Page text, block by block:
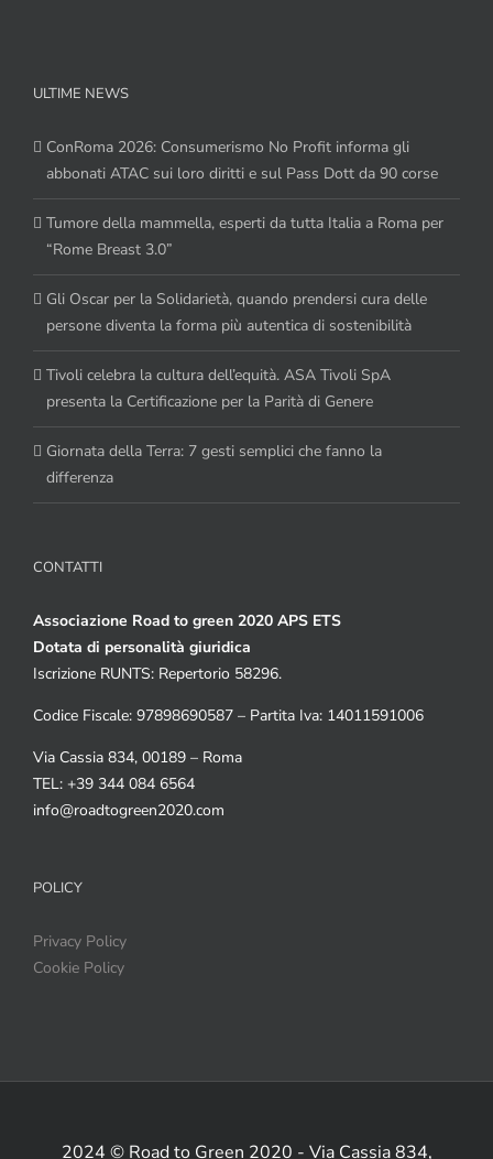
ULTIME NEWS
ConRoma 2026: Consumerismo No Profit informa gli
abbonati ATAC sui loro diritti e sul Pass Dott da 90 corse
Tumore della mammella, esperti da tutta Italia a Roma per
“Rome Breast 3.0”
Gli Oscar per la Solidarietà, quando prendersi cura delle
persone diventa la forma più autentica di sostenibilità
Tivoli celebra la cultura dell’equità. ASA Tivoli SpA
presenta la Certificazione per la Parità di Genere
Giornata della Terra: 7 gesti semplici che fanno la
differenza
CONTATTI
Associazione Road to green 2020 APS ETS
Dotata di personalità giuridica
Iscrizione RUNTS: Repertorio 58296.
Codice Fiscale: 97898690587 – Partita Iva: 14011591006
Via Cassia 834, 00189 – Roma
TEL: +39 344 084 6564
info@roadtogreen2020.com
POLICY
Privacy Policy
Cookie Policy
2024 © Road to Green 2020 - Via Cassia 834,